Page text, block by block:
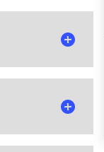
sa